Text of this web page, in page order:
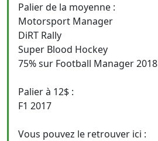
Palier de la moyenne :
Motorsport Manager
DiRT Rally
Super Blood Hockey
75% sur Football Manager 2018
Palier à 12$ :
F1 2017
Vous pouvez le retrouver ici :